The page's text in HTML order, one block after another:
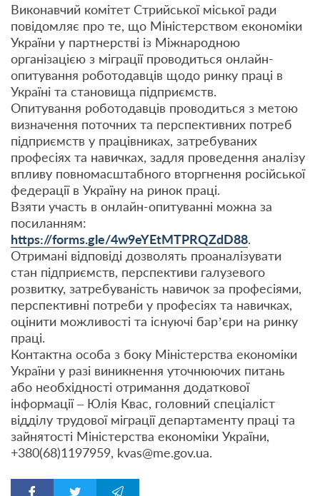
Виконавчий комітет Стрийської міської ради
повідомляє про те, що Міністерством економіки
України у партнерстві із Міжнародною
організацією з міграції проводиться онлайн-
опитування роботодавців щодо ринку праці в
Україні та становища підприємств.
Опитування роботодавців проводиться з метою
визначення поточних та перспективних потреб
підприємств у працівниках, затребуваних
професіях та навичках, задля проведення аналізу
впливу повномасштабного вторгнення російської
федерації в Україну на ринок праці.
Взяти участь в онлайн-опитуванні можна за
посиланням:
https://forms.gle/4w9eYEtMTPRQZdD88.
Отримані відповіді дозволять проаналізувати
стан підприємств, перспективи галузевого
розвитку, затребуваність навичок за професіями,
перспективні потреби у професіях та навичках,
оцінити можливості та існуючі бар’єри на ринку
праці.
Контактна особа з боку Міністерства економіки
України у разі виникнення уточнюючих питань
або необхідності отримання додаткової
інформації – Юлія Квас, головний спеціаліст
відділу трудової міграції департаменту праці та
зайнятості Міністерства економіки України,
+380(68)1197959, kvas@me.gov.ua.